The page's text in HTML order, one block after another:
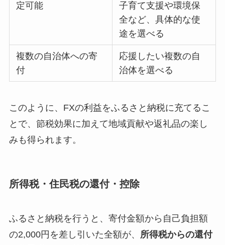
定可能
子育て支援や環境保
全など、具体的な使
途を選べる
複数の自治体への寄
付
応援したい複数の自
治体を選べる
このように、FXの利益をふるさと納税に充てるこ
とで、節税効果に加えて地域貢献や返礼品の楽し
みも得られます。
所得税・住民税の還付・控除
ふるさと納税を行うと、寄付金額から自己負担額
の2,000円を差し引いた全額が、 所得税からの還付